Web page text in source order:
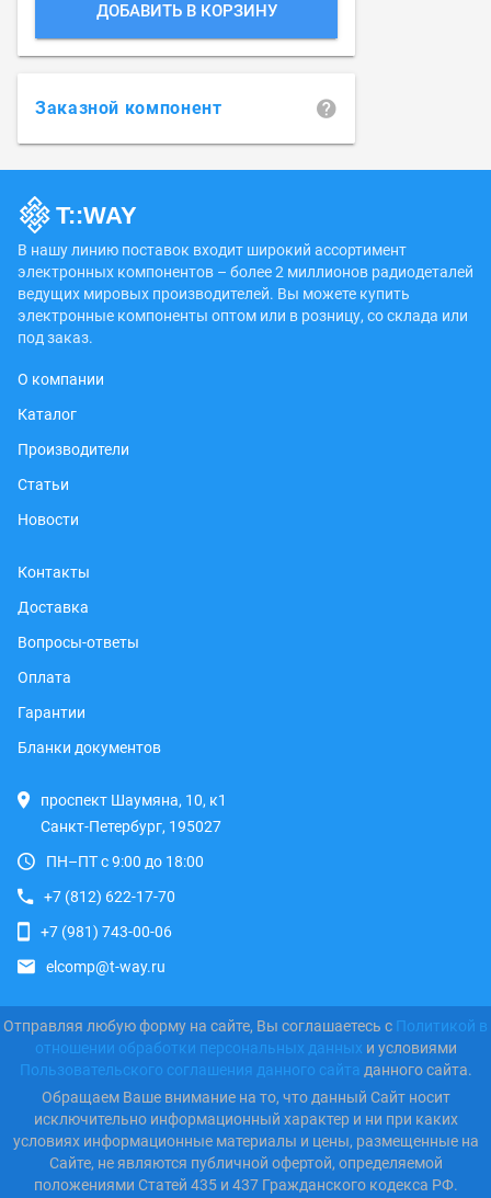
ДОБАВИТЬ В КОРЗИНУ
Заказной компонент
В нашу линию поставок входит широкий ассортимент
электронных компонентов – более 2 миллионов радиодеталей
ведущих мировых производителей. Вы можете купить
электронные компоненты оптом или в розницу, со склада или
под заказ.
О компании
Каталог
Производители
Статьи
Новости
Контакты
Доставка
Вопросы-ответы
Оплата
Гарантии
Бланки документов
проспект Шаумяна, 10, к1
Санкт-Петербург, 195027
ПН–ПТ с 9:00 до 18:00
+7 (812) 622-17-70
+7 (981) 743-00-06
elcomp@t-way.ru
Отправляя любую форму на сайте, Вы соглашаетесь с Политикой в
отношении обработки персональных данных и условиями
Пользовательского соглашения данного сайта данного сайта.
Обращаем Ваше внимание на то, что данный Сайт носит
исключительно информационный характер и ни при каких
условиях информационные материалы и цены, размещенные на
Сайте, не являются публичной офертой, определяемой
положениями Статей 435 и 437 Гражданского кодекса РФ.